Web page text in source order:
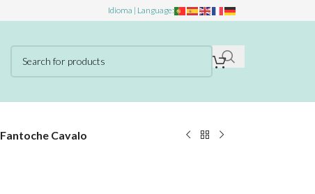
Idioma | Language:
Fantoche Cavalo